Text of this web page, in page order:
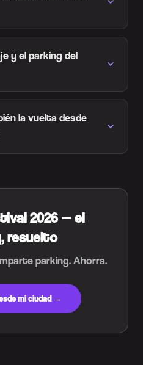
y el parking del
la vuelta desde
2026 — el
resuelto
parking. Ahorra.
mi ciudad →